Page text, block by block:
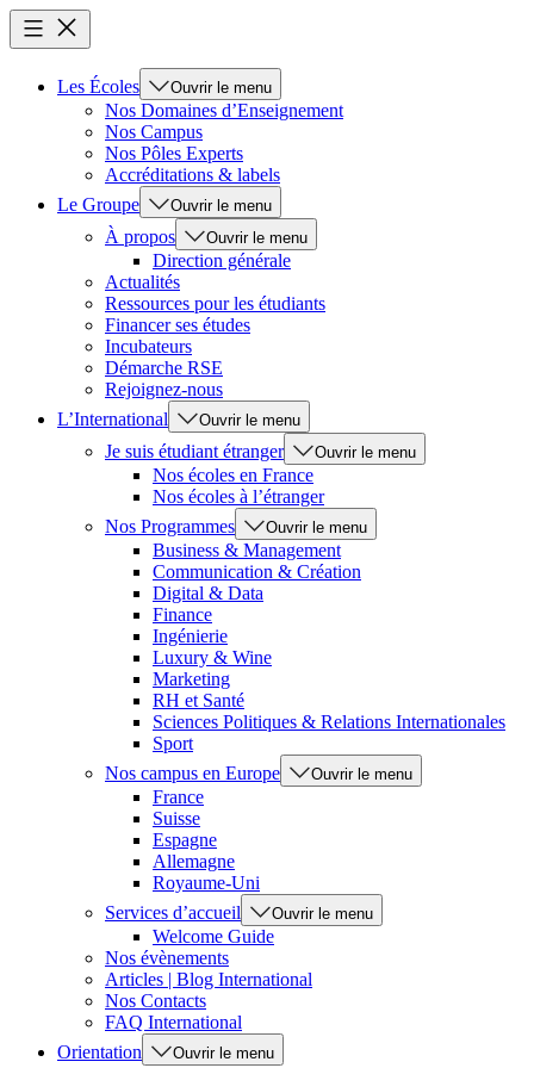
Les Écoles Ouvrir le menu
Nos Domaines d’Enseignement
Nos Campus
Nos Pôles Experts
Accréditations & labels
Le Groupe
Ouvrir le menu
À propos Ouvrir le menu
Direction générale
Actualités
Ressources pour les étudiants
Financer ses études
Incubateurs
Démarche RSE
Rejoignez-nous
L’International
Ouvrir le menu
Je suis étudiant étranger Ouvrir le menu
Nos écoles en France
Nos écoles à l’étranger
Nos Programmes
Ouvrir le menu
Business & Management
Communication & Création
Digital & Data
Finance
Ingénierie
Luxury & Wine
Marketing
RH et Santé
Sciences Politiques & Relations Internationales
Sport
Nos campus en Europe
Ouvrir le menu
France
Suisse
Espagne
Allemagne
Royaume-Uni
Services d’accueil
Ouvrir le menu
Welcome Guide
Nos évènements
Articles | Blog International
Nos Contacts
FAQ International
Orientation
Ouvrir le menu